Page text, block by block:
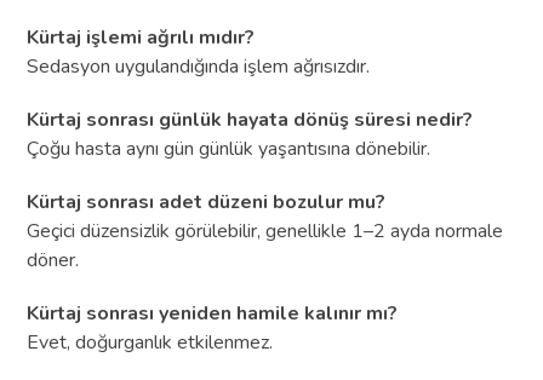
Kürtaj işlemi ağrılı mıdır?
Sedasyon uygulandığında işlem ağrısızdır.
Kürtaj sonrası günlük hayata dönüş süresi nedir?
Çoğu hasta aynı gün günlük yaşantısına dönebilir.
Kürtaj sonrası adet düzeni bozulur mu?
Geçici düzensizlik görülebilir, genellikle 1–2 ayda normale
döner.
Kürtaj sonrası yeniden hamile kalınır mı?
Evet, doğurganlık etkilenmez.